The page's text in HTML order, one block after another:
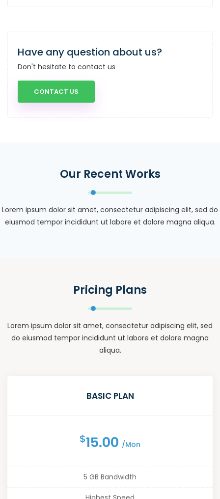
Have any question about us?
Don't hesitate to contact us
CONTACT US
Our Recent Works
Lorem ipsum dolor sit amet, consectetur adipiscing elit, sed do
eiusmod tempor incididunt ut labore et dolore magna aliqua.
Pricing Plans
Lorem ipsum dolor sit amet, consectetur adipiscing elit, sed
do eiusmod tempor incididunt ut labore et dolore magna
aliqua.
BASIC PLAN
$15.00 /Mon
5 GB Bandwidth